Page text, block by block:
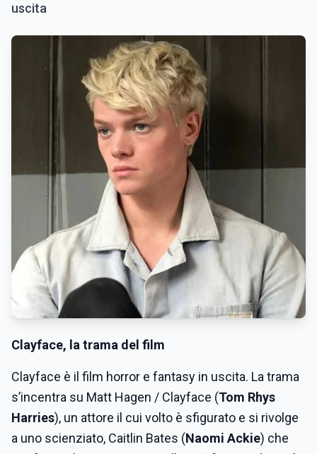
uscita
Clayface, la trama del film
Clayface è il film horror e fantasy in uscita. La trama
s’incentra su Matt Hagen / Clayface (Tom Rhys
Harries), un attore il cui volto è sfigurato e si rivolge
a uno scienziato, Caitlin Bates (Naomi Ackie) che